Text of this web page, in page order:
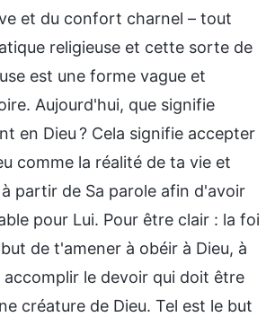
et du confort charnel – tout
religieuse et cette sorte de
est une forme vague et
Aujourd'hui, que signifie
en Dieu ? Cela signifie accepter
comme la réalité de ta vie et
partir de Sa parole afin d'avoir
pour Lui. Pour être clair : la foi
de t'amener à obéir à Dieu, à
accomplir le devoir qui doit être
créature de Dieu. Tel est le but